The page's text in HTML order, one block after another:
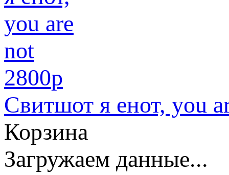
2800p
Свитшот я енот, you
Корзина
Загружаем данные...